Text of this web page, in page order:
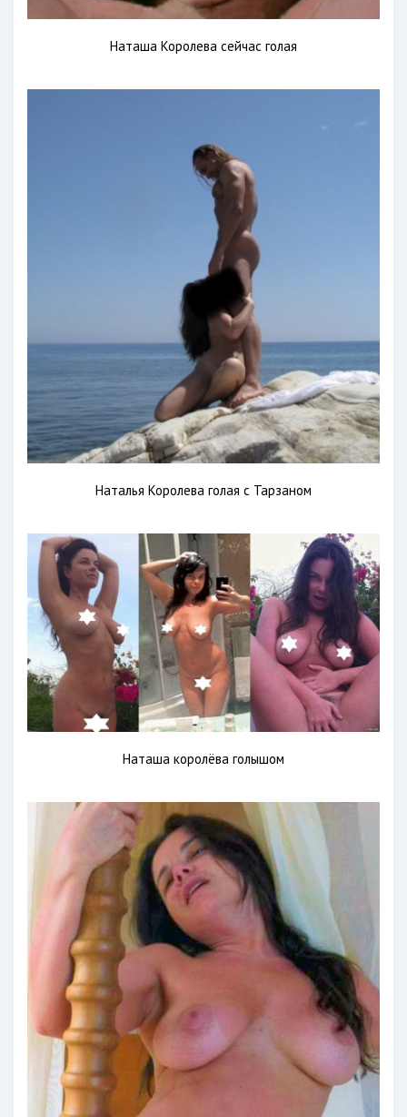
Наташа Королева сейчас голая
Наталья Королева голая с Тарзаном
Наташа королёва голышом